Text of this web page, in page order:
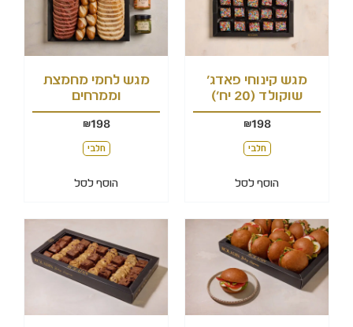
מגש קינוחי פאדג'
שוקולד (20 יח')
198
₪
חלבי
הוסף לסל
מגש לחמי מחמצת
וממרחים
198
₪
חלבי
הוסף לסל